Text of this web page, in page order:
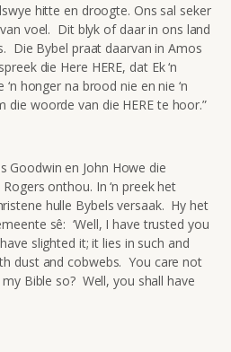
hitte en droogte. Ons sal seker
voel. Dit blyk of daar in ons land
Die Bybel praat daarvan in Amos
die Here HERE, dat Ek ‘n
honger na brood nie en nie ‘n
woorde van die HERE te hoor.”
Goodwin en John Howe die
onthou. In ‘n preek het
hulle Bybels versaak. Hy het
sê: ‘Well, I have trusted you
slighted it; it lies in such and
dust and cobwebs. You care not
Bible so? Well, you shall have